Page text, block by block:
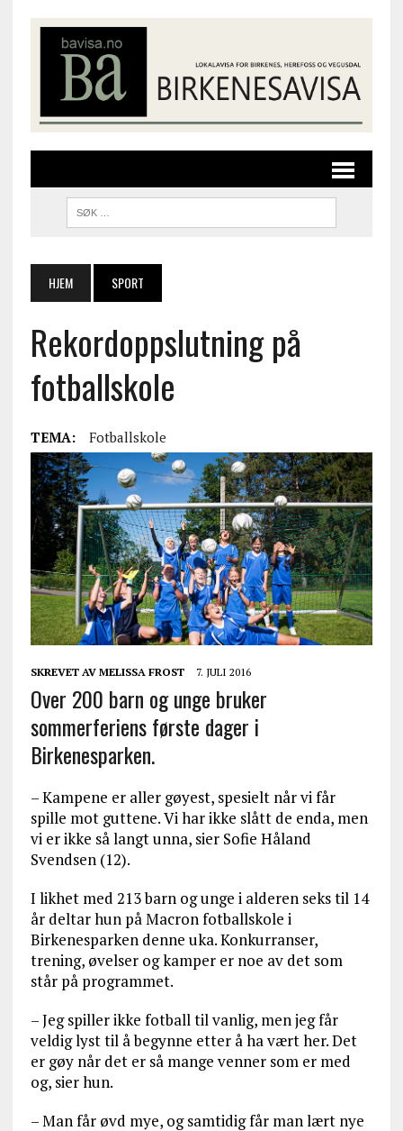
HJEM SPORT
Rekordoppslutning på
fotballskole
TEMA: Fotballskole
SKREVET AV MELISSA FROST 7. JULI 2016
Over 200 barn og unge bruker
sommerferiens første dager i
Birkenesparken.
– Kampene er aller gøyest, spesielt når vi får
spille mot guttene. Vi har ikke slått de enda, men
vi er ikke så langt unna, sier Sofie Håland
Svendsen (12).
I likhet med 213 barn og unge i alderen seks til 14
år deltar hun på Macron fotballskole i
Birkenesparken denne uka. Konkurranser,
trening, øvelser og kamper er noe av det som
står på programmet.
– Jeg spiller ikke fotball til vanlig, men jeg får
veldig lyst til å begynne etter å ha vært her. Det
er gøy når det er så mange venner som er med
og, sier hun.
– Man får øvd mye, og samtidig får man lært nye